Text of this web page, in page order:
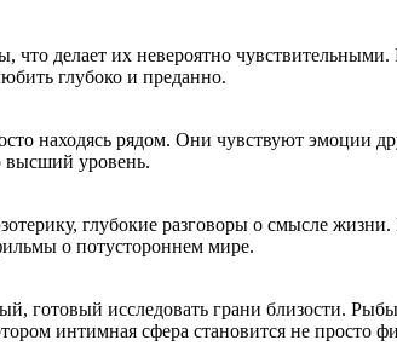
что делает их невероятно
глубоко и преданно.
находясь рядом. Они чувствуют эмоции
высший уровень.
глубокие разговоры о смысле
о потустороннем мире.
готовый исследовать грани близости.
интимная сфера становится не просто